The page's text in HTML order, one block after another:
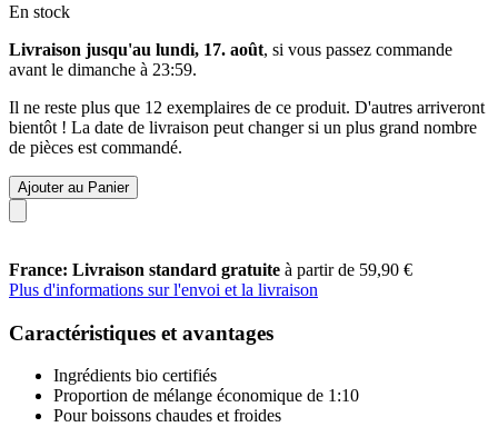
En stock
Livraison jusqu'au lundi, 17. août, si vous passez commande
avant le dimanche à 23:59.
Il ne reste plus que 12 exemplaires de ce produit. D'autres arriveront
bientôt ! La date de livraison peut changer si un plus grand nombre
de pièces est commandé.
Ajouter au Panier
France: Livraison standard gratuite à partir de 59,90 €
Plus d'informations sur l'envoi et la livraison
Caractéristiques et avantages
Ingrédients bio certifiés
Proportion de mélange économique de 1:10
Pour boissons chaudes et froides